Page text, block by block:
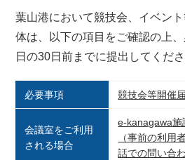
葉山港において競技会、イベン
体は、以下の項目をご確認の上
日の30日前までに提出してくださ
必要事項 競技会等開催届
会議室をご利用
される場合
e-kanagawa施
（事前の利用
話での問い合